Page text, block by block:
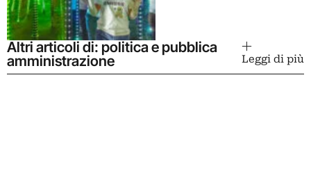
Altri articoli di: politica e pubblica
amministrazione
Leggi di più